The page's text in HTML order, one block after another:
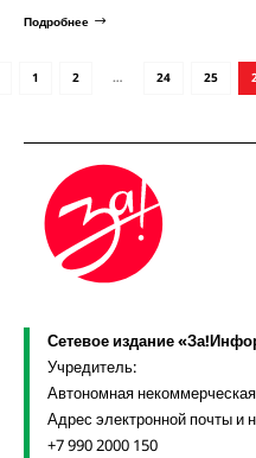
Подробнее
1 2 … 24 25
Сетевое издание
Учредитель:
Автономная
Адрес электронной почты и
+7 990 2000 150